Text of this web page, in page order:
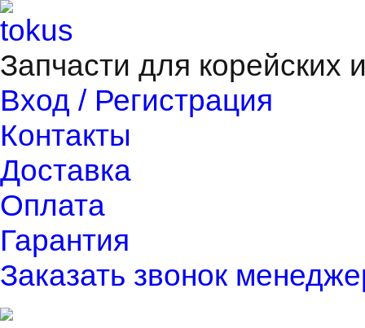
Запчасти для корейских
Вход / Регистрация
Контакты
Доставка
Оплата
Гарантия
Заказать звонок